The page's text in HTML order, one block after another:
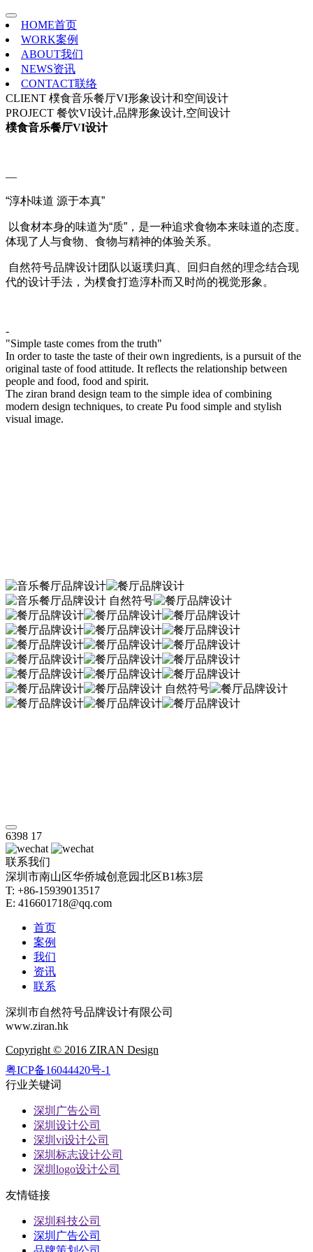
HOME首页
WORK案例
ABOUT我们
NEWS资讯
CONTACT联络
CLIENT 樸食音乐餐厅VI形象设计和空间设计
PROJECT 餐饮VI设计,品牌形象设计,空间设计
樸食音乐餐厅VI设计
—
“淳朴味道 源于本真”
以食材本身的味道为“质”，是一种追求食物本来味道的态度。
体现了人与食物、食物与精神的体验关系。
自然符号品牌设计团队以返璞归真、回归自然的理念结合现
代的设计手法，为樸食打造淳朴而又时尚的视觉形象。
-
"Simple taste comes from the truth"
In order to taste the taste of their own ingredients, is a pursuit of the
original taste of food attitude. It reflects the relationship between
people and food, food and spirit.
The ziran brand design team to the simple idea of combining
modern design techniques, to create Pu food simple and stylish
visual image.
6398 17
联系我们
深圳市南山区华侨城创意园北区B1栋3层
T: +86-15939013517
E: 416601718@qq.com
首页
案例
我们
资讯
联系
深圳市自然符号品牌设计有限公司
www.ziran.hk
Copyright © 2016 ZIRAN Design
粤ICP备16044420号-1
行业关键词
深圳广告公司
深圳设计公司
深圳vi设计公司
深圳标志设计公司
深圳logo设计公司
友情链接
深圳科技公司
深圳广告公司